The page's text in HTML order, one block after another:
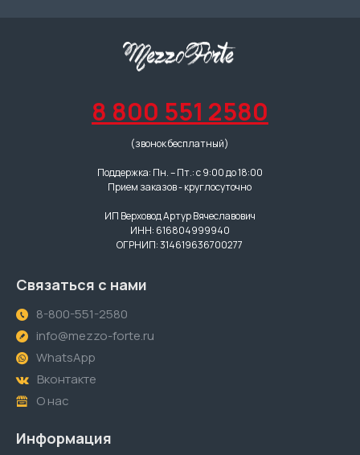
8 800 551 2580
(звонок бесплатный)
Поддержка: Пн. – Пт.: с 9:00 до 18:00
Прием заказов - круглосуточно
ИП Верховод Артур Вячеславович
ИНН: 616804999940
ОГРНИП: 314619636700277
Связаться с нами
8-800-551-2580
info@mezzo-forte.ru
WhatsApp
Вконтакте
О нас
Информация